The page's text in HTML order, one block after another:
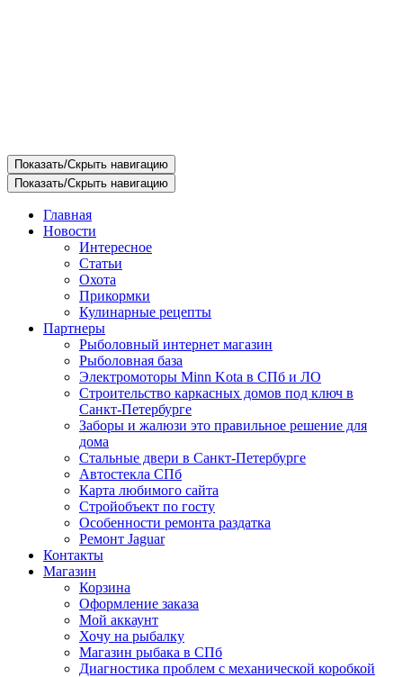
Показать/Скрыть навигацию
Показать/Скрыть навигацию
Главная
Новости
Интересное
Статьи
Охота
Прикормки
Кулинарные рецепты
Партнеры
Рыболовный интернет магазин
Рыболовная база
Электромоторы Minn Kota в СПб и ЛО
Строительство каркасных домов под ключ в
Санкт-Петербурге
Заборы и жалюзи это правильное решение для
дома
Стальные двери в Санкт-Петербурге
Автостекла СПб
Карта любимого сайта
Стройобъект по госту
Особенности ремонта раздатка
Ремонт Jaguar
Контакты
Магазин
Корзина
Оформление заказа
Мой аккаунт
Хочу на рыбалку
Магазин рыбака в СПб
Диагностика проблем с механической коробкой